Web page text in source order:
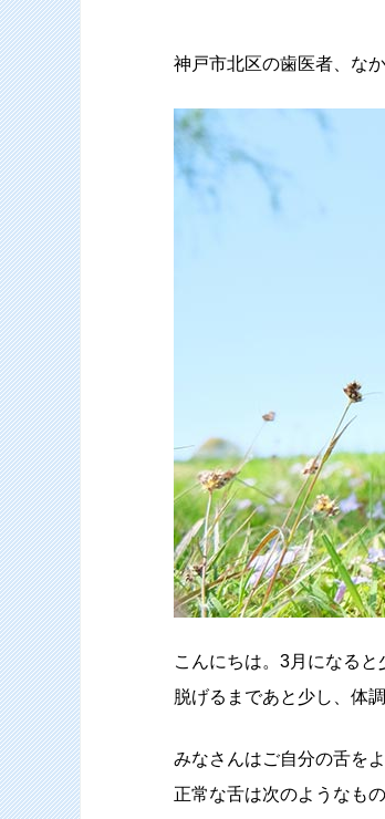
神戸市北区の歯医者、な
こんにちは。3月になる
脱げるまであと少し、体
みなさんはご自分の舌を
正常な舌は次のようなもの